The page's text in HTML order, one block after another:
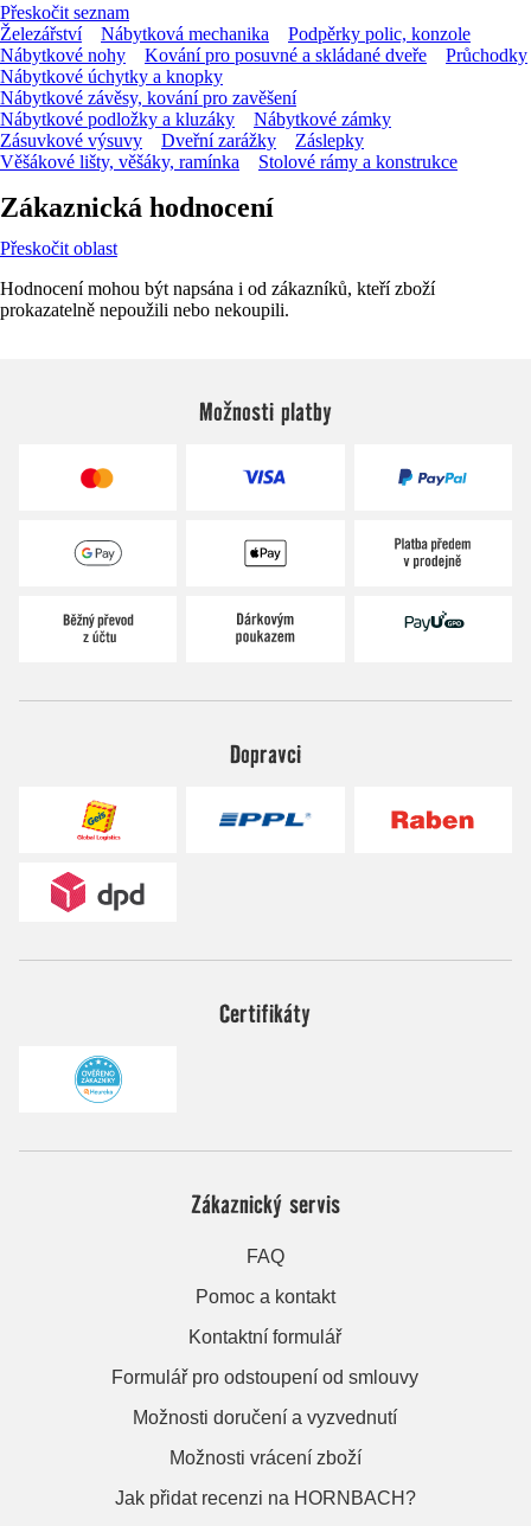
Přeskočit seznam
Železářství
Nábytková mechanika
Podpěrky polic, konzole
Nábytkové nohy
Kování pro posuvné a skládané dveře
Průchodky
Nábytkové úchytky a knopky
Nábytkové závěsy, kování pro zavěšení
Nábytkové podložky a kluzáky
Nábytkové zámky
Zásuvkové výsuvy
Dveřní zarážky
Záslepky
Věšákové lišty, věšáky, ramínka
Stolové rámy a konstrukce
Zákaznická hodnocení
Přeskočit oblast
Hodnocení mohou být napsána i od zákazníků, kteří zboží
prokazatelně nepoužili nebo nekoupili.
Možnosti platby
Dopravci
Certifikáty
Zákaznický servis
FAQ
Pomoc a kontakt
Kontaktní formulář
Formulář pro odstoupení od smlouvy
Možnosti doručení a vyzvednutí
Možnosti vrácení zboží
Jak přidat recenzi na HORNBACH?